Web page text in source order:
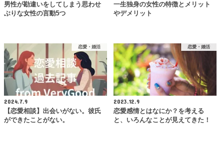
男性が勘違いをしてしまう思わせ
ぶりな女性の言動5つ
一生独身の女性の特徴とメリット
やデメリット
恋愛・婚活
2024.7.9
【恋愛相談】出会いがない。彼氏
ができたことがない。
恋愛・婚活
2023.12.9
恋愛感情とはなにか？を考える
と、いろんなことが見えてきた！